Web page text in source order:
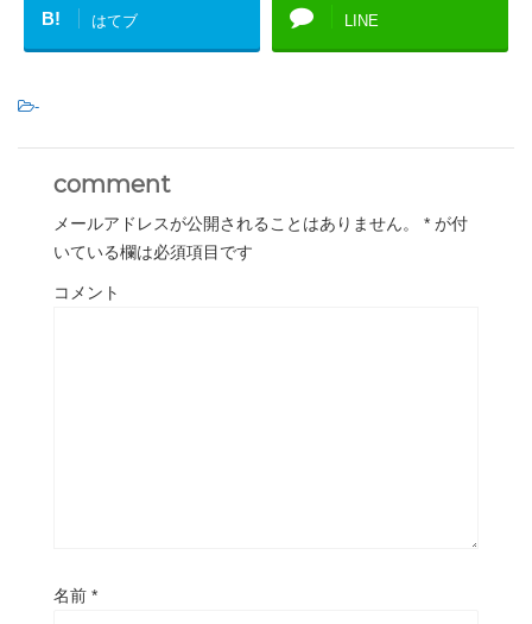
B! はてブ LINE
-
comment
メールアドレスが公開されることはありません。 * が付
いている欄は必須項目です
コメント
名前 *